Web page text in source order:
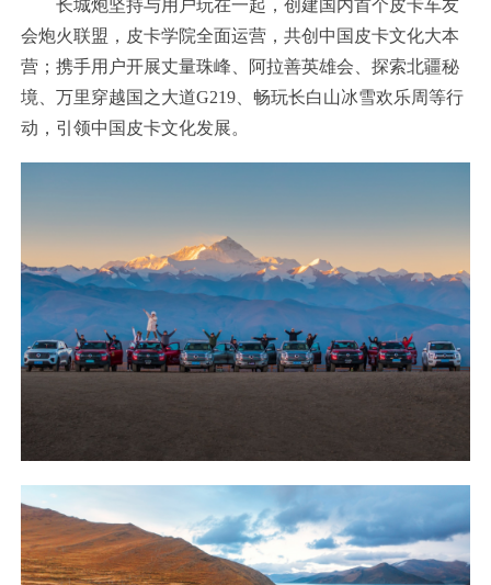
长城炮坚持与用户玩在一起，创建国内首个皮卡车友
会炮火联盟，皮卡学院全面运营，共创中国皮卡文化大本
营；携手用户开展丈量珠峰、阿拉善英雄会、探索北疆秘
境、万里穿越国之大道G219、畅玩长白山冰雪欢乐周等行
动，引领中国皮卡文化发展。